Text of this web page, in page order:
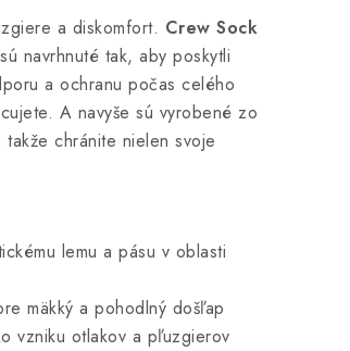
a diskomfort. Crew Sock
sú navrhnuté tak, aby poskytli
a ochranu počas celého
A navyše sú vyrobené zo
chránite nielen svoje
lemu a pásu v oblasti
mäkký a pohodlný došľap
vzniku otlakov a pľuzgierov